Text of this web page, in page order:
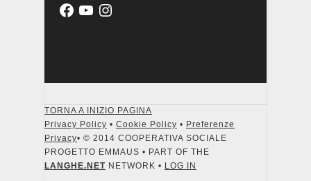
TORNA A INIZIO PAGINA
Privacy Policy • Cookie Policy • Preferenze
Privacy• © 2014 COOPERATIVA SOCIALE
PROGETTO EMMAUS • PART OF THE
LANGHE.NET NETWORK • LOG IN